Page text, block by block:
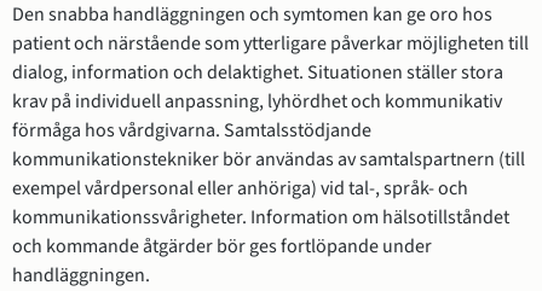
Den snabba handläggningen och symtomen kan ge oro hos
patient och närstående som ytterligare påverkar möjligheten till
dialog, information och delaktighet. Situationen ställer stora
krav på individuell anpassning, lyhördhet och kommunikativ
förmåga hos vårdgivarna. Samtalsstödjande
kommunikationstekniker bör användas av samtalspartnern (till
exempel vårdpersonal eller anhöriga) vid tal-, språk- och
kommunikationssvårigheter. Information om hälsotillståndet
och kommande åtgärder bör ges fortlöpande under
handläggningen.